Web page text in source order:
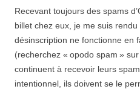
Recevant toujours des spams
billet chez eux, je me suis
désinscription ne fonctionne en
(recherchez « opodo spam »
continuent à recevoir leurs
intentionnel, ils doivent se le